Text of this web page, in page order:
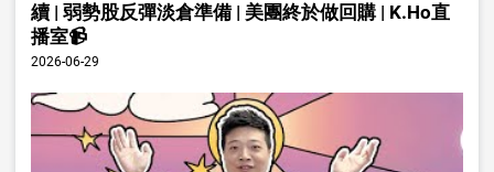
續 | 弱勢股反彈淡倉準備 | 美團終於做回購 | K.Ho直
播室📹
2026-06-29